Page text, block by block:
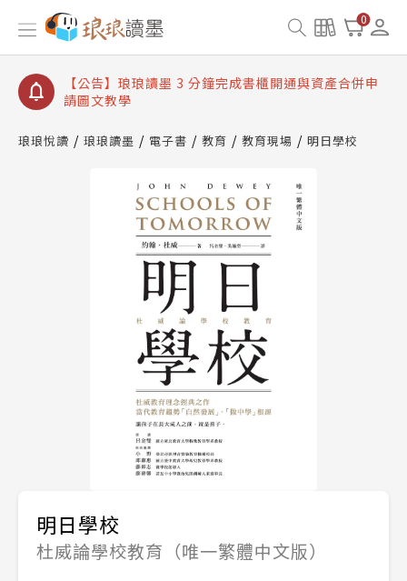
0
【公告】琅琅讀墨數位閱讀資產合併與書櫃開通申請
【公告】琅琅讀墨書櫃開通常見問題
【公告】琅琅讀墨 3 分鐘完成書櫃開通與資產合併申
請圖文教學
查詢
琅琅悅讀 琅琅讀墨 電子書 教育 教育現場 明日學校
明日學校
杜威論學校教育（唯一繁體中文版）